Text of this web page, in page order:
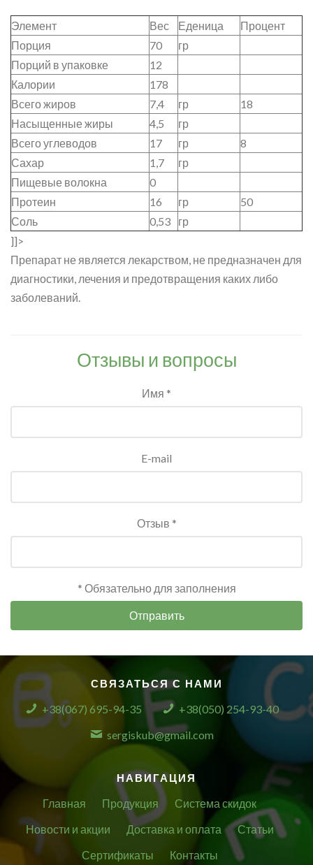
Элемент Вес Еденица
Процент
Порция
70
гр
Порций в упаковке
12
Калории
178
Всего жиров
7,4 гр
18
Насыщенные жиры
4,5
гр
Всего углеводов
17 гр
8
Сахар
1,7
гр
Пищевые волокна
0
Протеин
16 гр
50
Соль
0,53
гр
]]>
Препарат не является лекарством, не предназначен для
диагностики, лечения и предотвращения каких либо
заболеваний.
Отзывы и вопросы
Имя *
E-mail
Отзыв *
* Обязательно для заполнения
Отправить
СВЯЗАТЬСЯ С НАМИ
+38(067) 695-94-35
+38(050) 254-93-40
sergiskub@gmail.com
НАВИГАЦИЯ
Главная Продукция
Система скидок
Новости и акции
Доставка и оплата
Статьи
Сертификаты
Контакты